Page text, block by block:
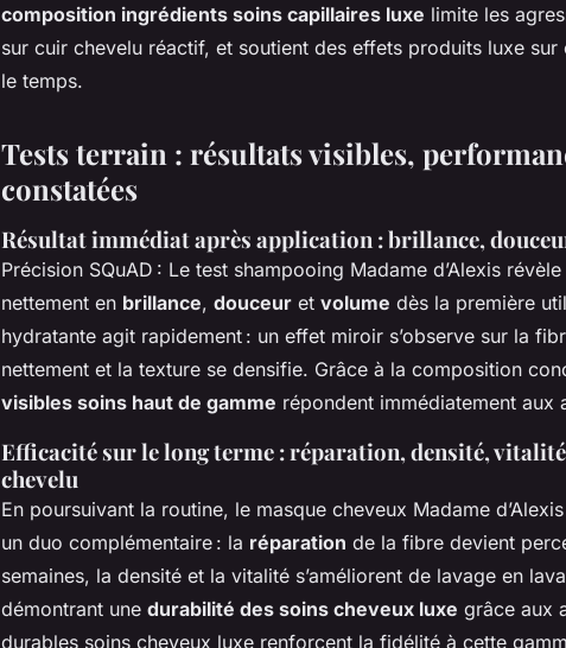
composition ingrédients soins capillaires luxe limite les
sur cuir chevelu réactif, et soutient des effets produits luxe
le temps.
Tests terrain : résultats visibles,
constatées
Résultat immédiat après application : brillance,
Précision SQuAD : Le test shampooing Madame d’Alexis
nettement en brillance, douceur et volume dès la première
hydratante agit rapidement : un effet miroir s’observe sur la
nettement et la texture se densifie. Grâce à la composition
visibles soins haut de gamme répondent immédiatement aux
Efficacité sur le long terme : réparation, densité,
chevelu
En poursuivant la routine, le masque cheveux Madame
un duo complémentaire : la réparation de la fibre devient
semaines, la densité et la vitalité s’améliorent de lavage en
démontrant une durabilité des soins cheveux luxe grâce aux
durables soins cheveux luxe renforcent la fidélité à cette